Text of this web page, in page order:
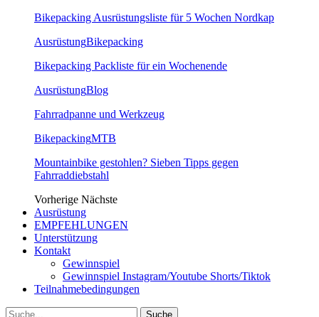
Bikepacking Ausrüstungsliste für 5 Wochen Nordkap
AusrüstungBikepacking
Bikepacking Packliste für ein Wochenende
AusrüstungBlog
Fahrradpanne und Werkzeug
BikepackingMTB
Mountainbike gestohlen? Sieben Tipps gegen
Fahrraddiebstahl
Vorherige Nächste
Ausrüstung
EMPFEHLUNGEN
Unterstützung
Kontakt
Gewinnspiel
Gewinnspiel Instagram/Youtube Shorts/Tiktok
Teilnahmebedingungen